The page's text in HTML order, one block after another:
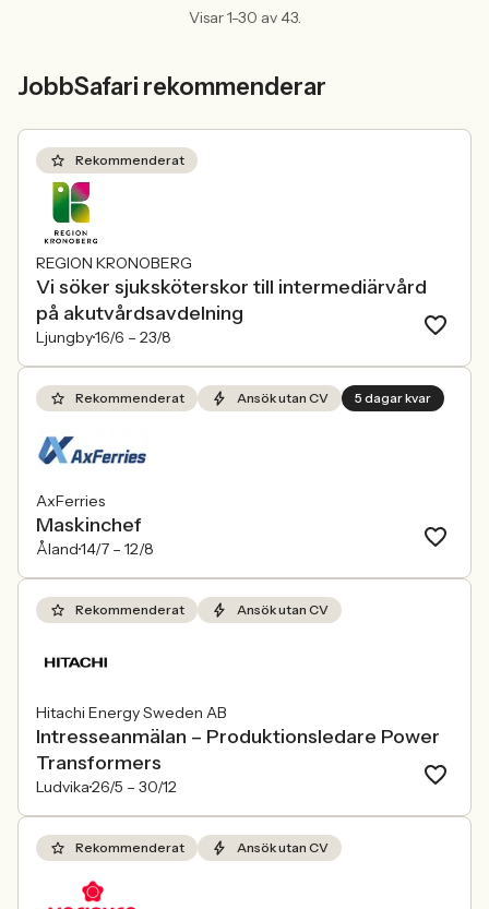
Visar 1-30 av 43.
JobbSafari rekommenderar
Rekommenderat
REGION KRONOBERG
Vi söker sjuksköterskor till intermediärvård
på akutvårdsavdelning
Ljungby16/6 – 23/8
Rekommenderat Ansök utan CV 5 dagar kvar
AxFerries
Maskinchef
Åland14/7 – 12/8
Rekommenderat Ansök utan CV
Hitachi Energy Sweden AB
Intresseanmälan – Produktionsledare Power
Transformers
Ludvika26/5 – 30/12
Rekommenderat Ansök utan CV